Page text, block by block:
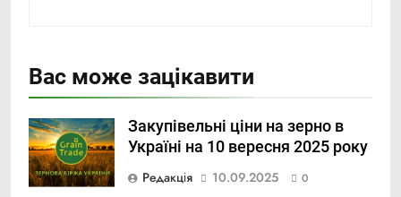
Вас може зацікавити
Закупівельні ціни на зерно в
Україні на 10 вересня 2025 року
Редакція
10.09.2025 0